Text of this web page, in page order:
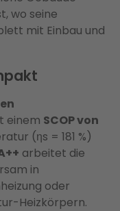
wo seine
mit Einbau und
einem SCOP von
(ηs = 181 %)
arbeitet die
in
oder
Heizkörpern.